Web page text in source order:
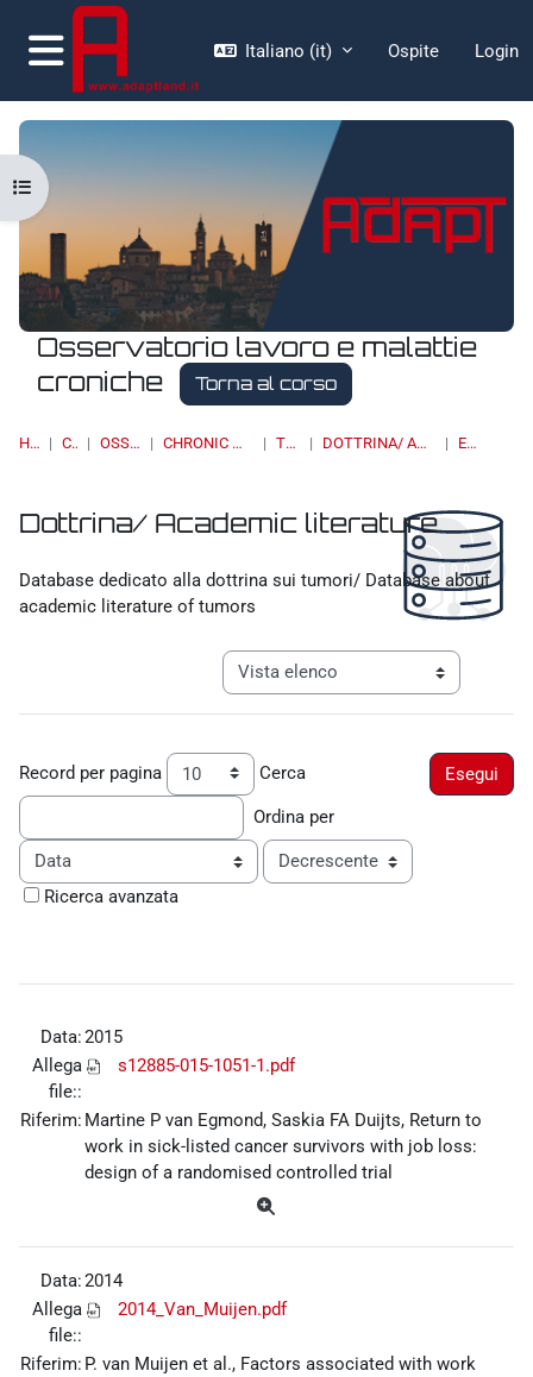
Vai al contenuto principale
Pannello laterale
Italiano ‎(it)‎ Ospite Login
Osservatorio lavoro e malattie
croniche
Torna al corso
HOME CORSI OSSERVATORI CHRONIC DISEASES & WORK TOPIC 11 DOTTRINA/ ACADEMIC LITERATURE ELENCO
Apri indice del corso
Dottrina/ Academic literature
Database dedicato alla dottrina sui tumori/ Database about
academic literature of tumors
Navigazione terziaria modalità
Record per pagina Cerca
Ordina per
Ordine
Ricerca avanzata
Data:2015
Allega
file::
s12885-015-1051-1.pdf
Riferim: Martine P van Egmond, Saskia FA Duijts, Return to
work in sick-listed cancer survivors with job loss:
design of a randomised controlled trial
Data:2014
Allega
file::
2014_Van_Muijen.pdf
Riferim: P. van Muijen et al., Factors associated with work